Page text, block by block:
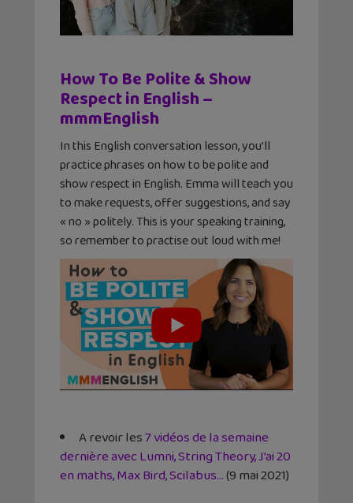
How To Be Polite & Show
Respect in English –
mmmEnglish
In this English conversation lesson, you’ll
practice phrases on how to be polite and
show respect in English. Emma will teach you
to make requests, offer suggestions, and say
« no » politely. This is your speaking training,
so remember to practise out loud with me!
A revoir les7 vidéos de la semaine
dernière avec Lumni, String Theory, J’ai 20
en maths, Max Bird, Scilabus…(9 mai 2021)